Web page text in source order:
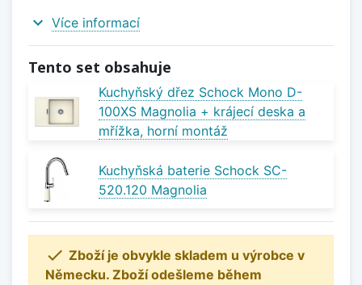
expand_more Více informací
Tento set obsahuje
Kuchyňský dřez Schock Mono D-
100XS Magnolia + krájecí deska a
mřížka, horní montáž
Kuchyňská baterie Schock SC-
520.120 Magnolia
 Zboží je obvykle skladem u výrobce v
Německu. Zboží odešleme během